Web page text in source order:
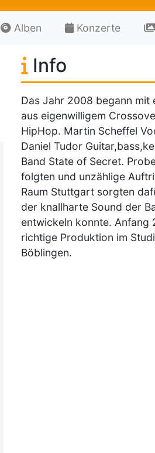
Alben Konzerte
Info
Das Jahr 2008 begann mit
aus eigenwilligem
HipHop. Martin Scheffel
Daniel Tudor
Band State of Secret.
folgten und unzählige
Raum Stuttgart sorgten
der knallharte Sound der
entwickeln konnte. Anfang
richtige Produktion im
Böblingen.